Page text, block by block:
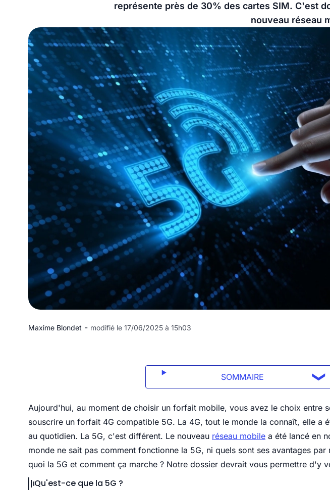
représente près de 30% des cartes SIM. C'est
nouveau réseau
Maxime Blondet - modifié le 17/06/2025 à 15h03
SOMMAIRE
Aujourd'hui, au moment de choisir un forfait mobile, vous avez le choix entre
souscrire un forfait 4G compatible 5G. La 4G, tout le monde la connaît, elle a
au quotidien. La 5G, c'est différent. Le nouveau réseau mobile a été lancé en
monde ne sait pas comment fonctionne la 5G, ni quels sont ses avantages
quoi la 5G et comment ça marche ? Notre dossier devrait vous permettre d'y
Qu'est-ce que la 5G ?